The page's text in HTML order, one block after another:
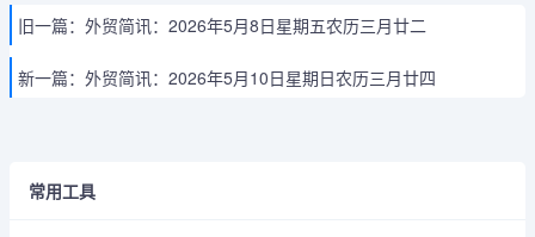
旧一篇： 外贸简讯：2026年5月8日星期五农历三月廿二
新一篇： 外贸简讯：2026年5月10日星期日农历三月廿四
常用工具